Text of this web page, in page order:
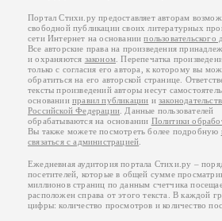
Портал Стихи.ру предоставляет авторам
свободной публикации своих литературных
сети Интернет на основаниипользовательского
Все авторские права на произведения
и охраняются законом . Перепечатка
только с согласия его автора, к которому вы
обратиться на его авторской странице.
тексты произведений авторы несут
основанииправил публикации и
Российской Федерации . Данные пользователей
обрабатываются на основании Политики
Вы также можете посмотреть более подробную
связаться с администрацией
Ежедневная аудитория портала Стихи.ру –
посетителей, которые в общей сумме
миллионов страниц по данным счетчика
расположен справа от этого текста. В каждой
цифры: количество просмотров и количество